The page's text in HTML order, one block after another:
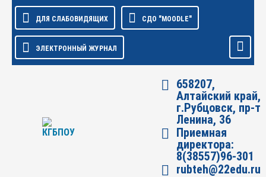
ДЛЯ СЛАБОВИДЯЩИХ СДО "MOODLE"
ЭЛЕКТРОННЫЙ ЖУРНАЛ
658207,
Алтайский край,
г.Рубцовск, пр-т
Ленина, 36
Приемная
директора:
8(38557)96-301
rubteh@22edu.ru